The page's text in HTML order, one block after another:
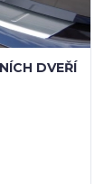
DVEŘÍ